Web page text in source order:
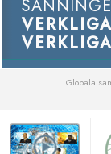
Globala